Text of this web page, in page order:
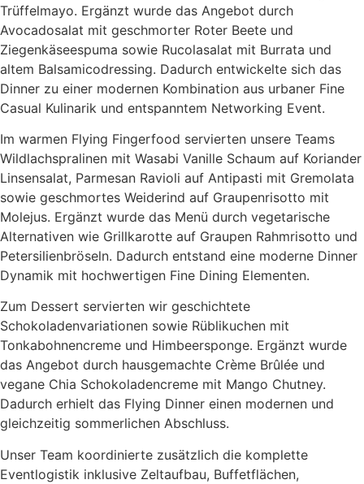
Trüffelmayo. Ergänzt wurde das Angebot durch
Avocadosalat mit geschmorter Roter Beete und
Ziegenkäseespuma sowie Rucolasalat mit Burrata und
altem Balsamicodressing. Dadurch entwickelte sich das
Dinner zu einer modernen Kombination aus urbaner Fine
Casual Kulinarik und entspanntem Networking Event.
Im warmen Flying Fingerfood servierten unsere Teams
Wildlachspralinen mit Wasabi Vanille Schaum auf Koriander
Linsensalat, Parmesan Ravioli auf Antipasti mit Gremolata
sowie geschmortes Weiderind auf Graupenrisotto mit
Molejus. Ergänzt wurde das Menü durch vegetarische
Alternativen wie Grillkarotte auf Graupen Rahmrisotto und
Petersilienbröseln. Dadurch entstand eine moderne Dinner
Dynamik mit hochwertigen Fine Dining Elementen.
Zum Dessert servierten wir geschichtete
Schokoladenvariationen sowie Rüblikuchen mit
Tonkabohnencreme und Himbeersponge. Ergänzt wurde
das Angebot durch hausgemachte Crème Brûlée und
vegane Chia Schokoladencreme mit Mango Chutney.
Dadurch erhielt das Flying Dinner einen modernen und
gleichzeitig sommerlichen Abschluss.
Unser Team koordinierte zusätzlich die komplette
Eventlogistik inklusive Zeltaufbau, Buffetflächen,